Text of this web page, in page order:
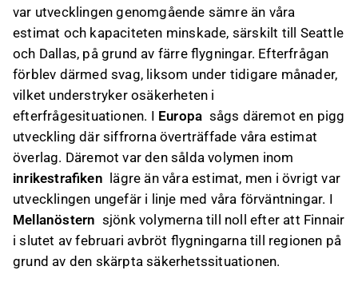
var utvecklingen genomgående sämre än våra
estimat och kapaciteten minskade, särskilt till Seattle
och Dallas, på grund av färre flygningar. Efterfrågan
förblev därmed svag, liksom under tidigare månader,
vilket understryker osäkerheten i
efterfrågesituationen. I Europa sågs däremot en pigg
utveckling där siffrorna överträffade våra estimat
överlag. Däremot var den sålda volymen inom
inrikestrafiken
lägre än våra estimat, men i övrigt var
utvecklingen ungefär i linje med våra förväntningar. I
Mellanöstern sjönk volymerna till noll efter att Finnair
i slutet av februari avbröt flygningarna till regionen på
grund av den skärpta säkerhetssituationen.